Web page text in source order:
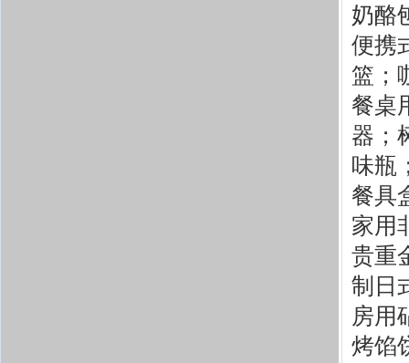
奶酪
便携
篮；
餐桌
器；
味瓶
餐具
家用
贵重
制日
房用
烤馅